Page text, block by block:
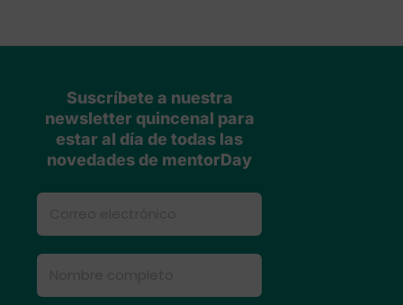
Suscríbete a nuestra
newsletter quincenal para
estar al día de todas las
novedades de mentorDay